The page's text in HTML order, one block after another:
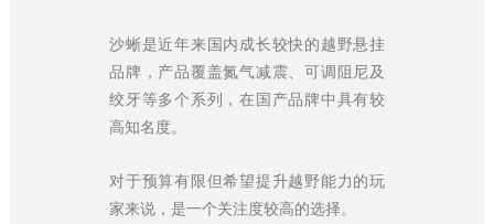
沙蜥是近年来国内成长较快的越野悬挂
品牌，产品覆盖氮气减震、可调阻尼及
绞牙等多个系列，在国产品牌中具有较
高知名度。
对于预算有限但希望提升越野能力的玩
家来说，是一个关注度较高的选择。